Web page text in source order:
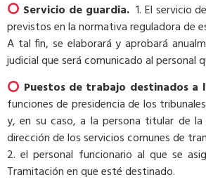
Servicio de guardia.1. El servicio
previstos en la normativa reguladora de
A tal fin, se elaborará y aprobará
judicial que será comunicado al personal
Puestos de trabajo destinados
funciones de presidencia de los
y, en su caso, a la persona titular de la
dirección de los servicios comunes de
2. el personal funcionario al que se
Tramitación en que esté destinado.